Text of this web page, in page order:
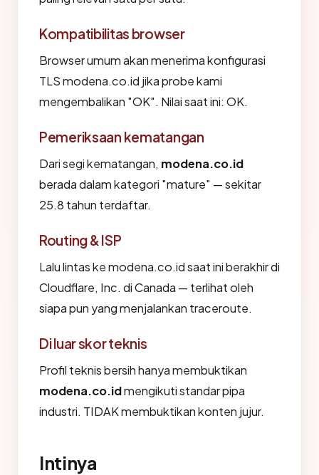
Kompatibilitas browser
Browser umum akan menerima konfigurasi
TLS modena.co.id jika probe kami
mengembalikan "OK". Nilai saat ini: OK.
Pemeriksaan kematangan
Dari segi kematangan, modena.co.id
berada dalam kategori "mature" — sekitar
25.8 tahun terdaftar.
Routing & ISP
Lalu lintas ke modena.co.id saat ini berakhir di
Cloudflare, Inc. di Canada — terlihat oleh
siapa pun yang menjalankan traceroute.
Di luar skor teknis
Profil teknis bersih hanya membuktikan
modena.co.idmengikuti standar pipa
industri. TIDAK membuktikan konten jujur.
Intinya